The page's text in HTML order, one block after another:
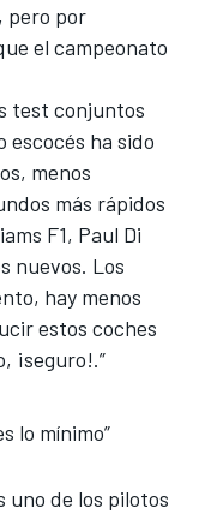
pero por
el campeonato
test conjuntos
escocés ha sido
menos
más rápidos
F1, Paul Di
nuevos. Los
hay menos
estos coches
¡seguro!.”
lo mínimo”
uno de los pilotos